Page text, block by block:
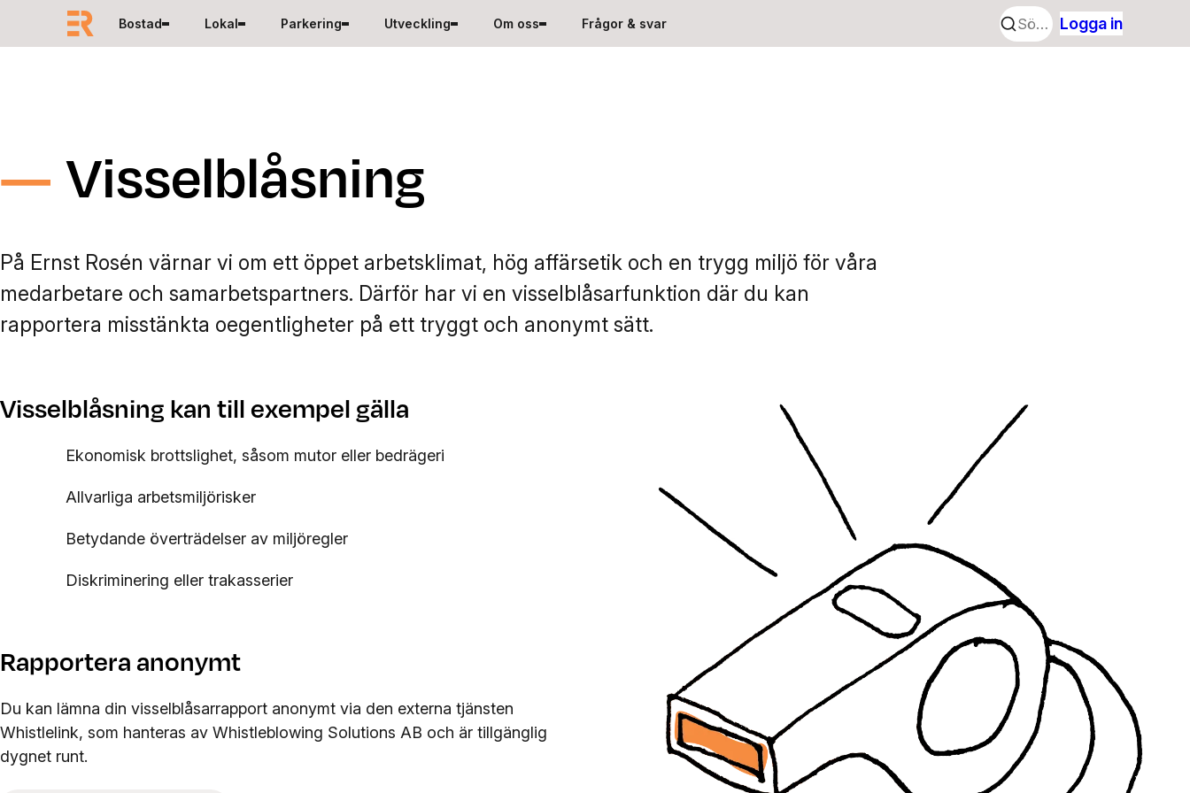
Hoppa till innehåll
Bostad Lokal Parkering Utveckling Om oss Frågor & svar Logga in
Visselblåsning
På Ernst Rosén värnar vi om ett öppet arbetsklimat, hög affärsetik och en trygg miljö för våra
medarbetare och samarbetspartners. Därför har vi en visselblåsarfunktion där du kan
rapportera misstänkta oegentligheter på ett tryggt och anonymt sätt.
Visselblåsning kan till exempel gälla
Ekonomisk brottslighet, såsom mutor eller bedrägeri
Allvarliga arbetsmiljörisker
Betydande överträdelser av miljöregler
Diskriminering eller trakasserier
Rapportera anonymt
Du kan lämna din visselblåsarrapport anonymt via den externa tjänsten
Whistlelink, som hanteras av Whistleblowing Solutions AB och är tillgänglig
dygnet runt.